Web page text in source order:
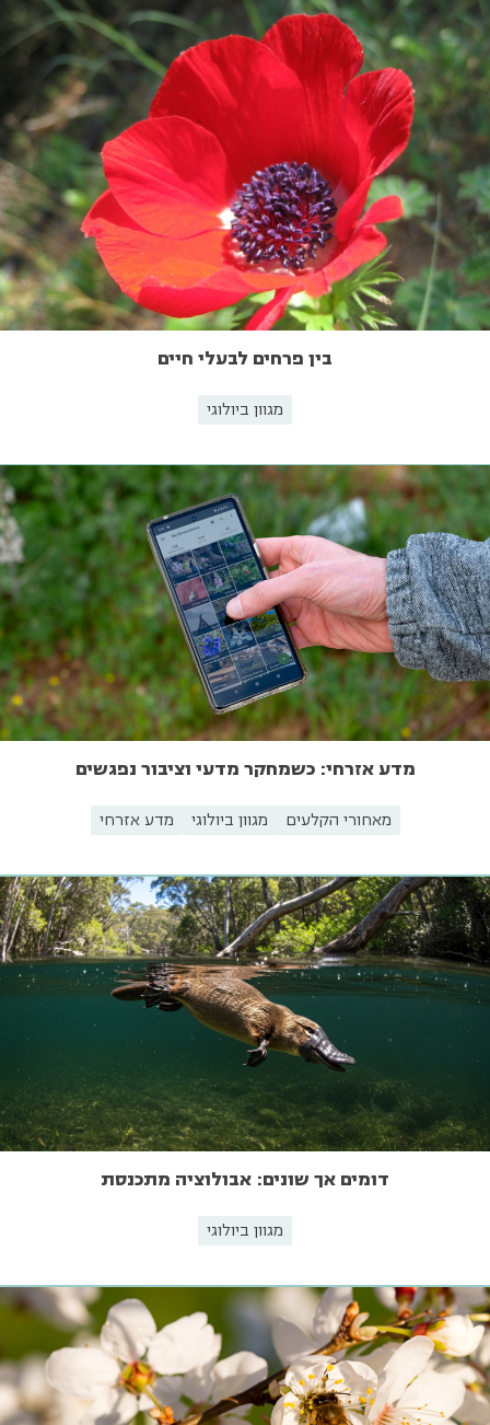
בין פרחים לבעלי חיים
מגוון ביולוגי
מדע אזרחי: כשמחקר מדעי וציבור נפגשים
מאחורי הקלעים מגוון ביולוגי מדע אזרחי
דומים אך שונים: אבולוציה מתכנסת
מגוון ביולוגי